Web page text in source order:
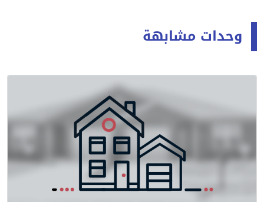
وحدات مشابهة